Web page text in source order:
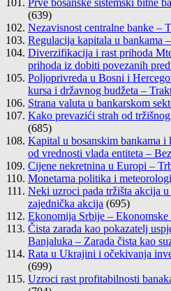
Prve bosanske sistemski bitne
(639)
Nezavisnost centralne banke –
Regulacija kapitala u bankama
Diverzifikacija i rast prihoda
prihoda iz dobiti povezanih
Poljoprivreda u Bosni i
kursa i državnog budžeta –
Strana valuta u bankarskom
Kako prevazići strah od
(685)
Kapital u bosanskim bankama
od vrednosti vlada entiteta –
Cijene nekretnina u Europi –
Monetarna politika i
Neki uzroci pada tržišta akcija
zajednička akcija (695)
Ekonomija Srbije – Ekonomske
Čista zarada kao pokazatelj
Banjaluka – Zarada čista kao
Rata u Ukrajini i očekivanja
(699)
Uzroci rast profitabilnosti